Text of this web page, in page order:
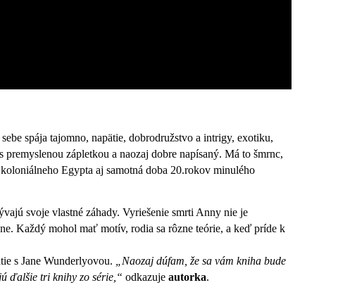
spája tajomno, napätie, dobrodružstvo a intrigy, exotiku,
zápletkou a naozaj dobre napísaný. Má to šmrnc,
Egypta aj samotná doba 20.rokov minulého
svoje vlastné záhady. Vyriešenie smrti Anny nie je
Každý mohol mať motív, rodia sa rôzne teórie, a keď príde k
s Jane Wunderlyovou.
„Naozaj dúfam, že sa vám kniha bude
ďalšie tri knihy zo série,“odkazujeautorka.